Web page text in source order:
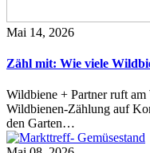
Mai 14, 2026
Zähl mit: Wie viele
Wildbiene + Partner ruft am
Wildbienen-Zählung auf
den Garten…